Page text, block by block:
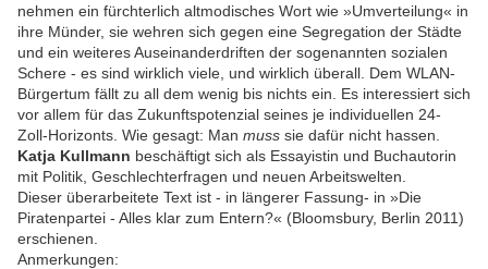
nehmen ein fürchterlich altmodisches Wort wie »Umverteilung« in
ihre Münder, sie wehren sich gegen eine Segregation der Städte
und ein weiteres Auseinanderdriften der sogenannten sozialen
Schere - es sind wirklich viele, und wirklich überall. Dem WLAN-
Bürgertum fällt zu all dem wenig bis nichts ein. Es interessiert sich
vor allem für das Zukunftspotenzial seines je individuellen 24-
Zoll-Horizonts. Wie gesagt: Man muss sie dafür nicht hassen.
Katja Kullmann beschäftigt sich als Essayistin und Buchautorin
mit Politik, Geschlechterfragen und neuen Arbeitswelten.
Dieser überarbeitete Text ist - in längerer Fassung- in »Die
Piratenpartei - Alles klar zum Entern?« (Bloomsbury, Berlin 2011)
erschienen.
Anmerkungen: